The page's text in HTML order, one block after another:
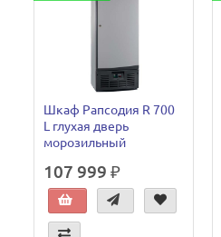
Шкаф Рапсодия R 700
L глухая дверь
морозильный
107 999 ₽